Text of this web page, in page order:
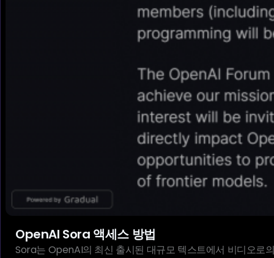
OpenAI Sora 액세스 방법
Sora는 OpenAI의 최신 출시된 대규모 텍스트에서 비디오로